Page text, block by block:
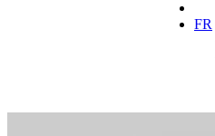
FR